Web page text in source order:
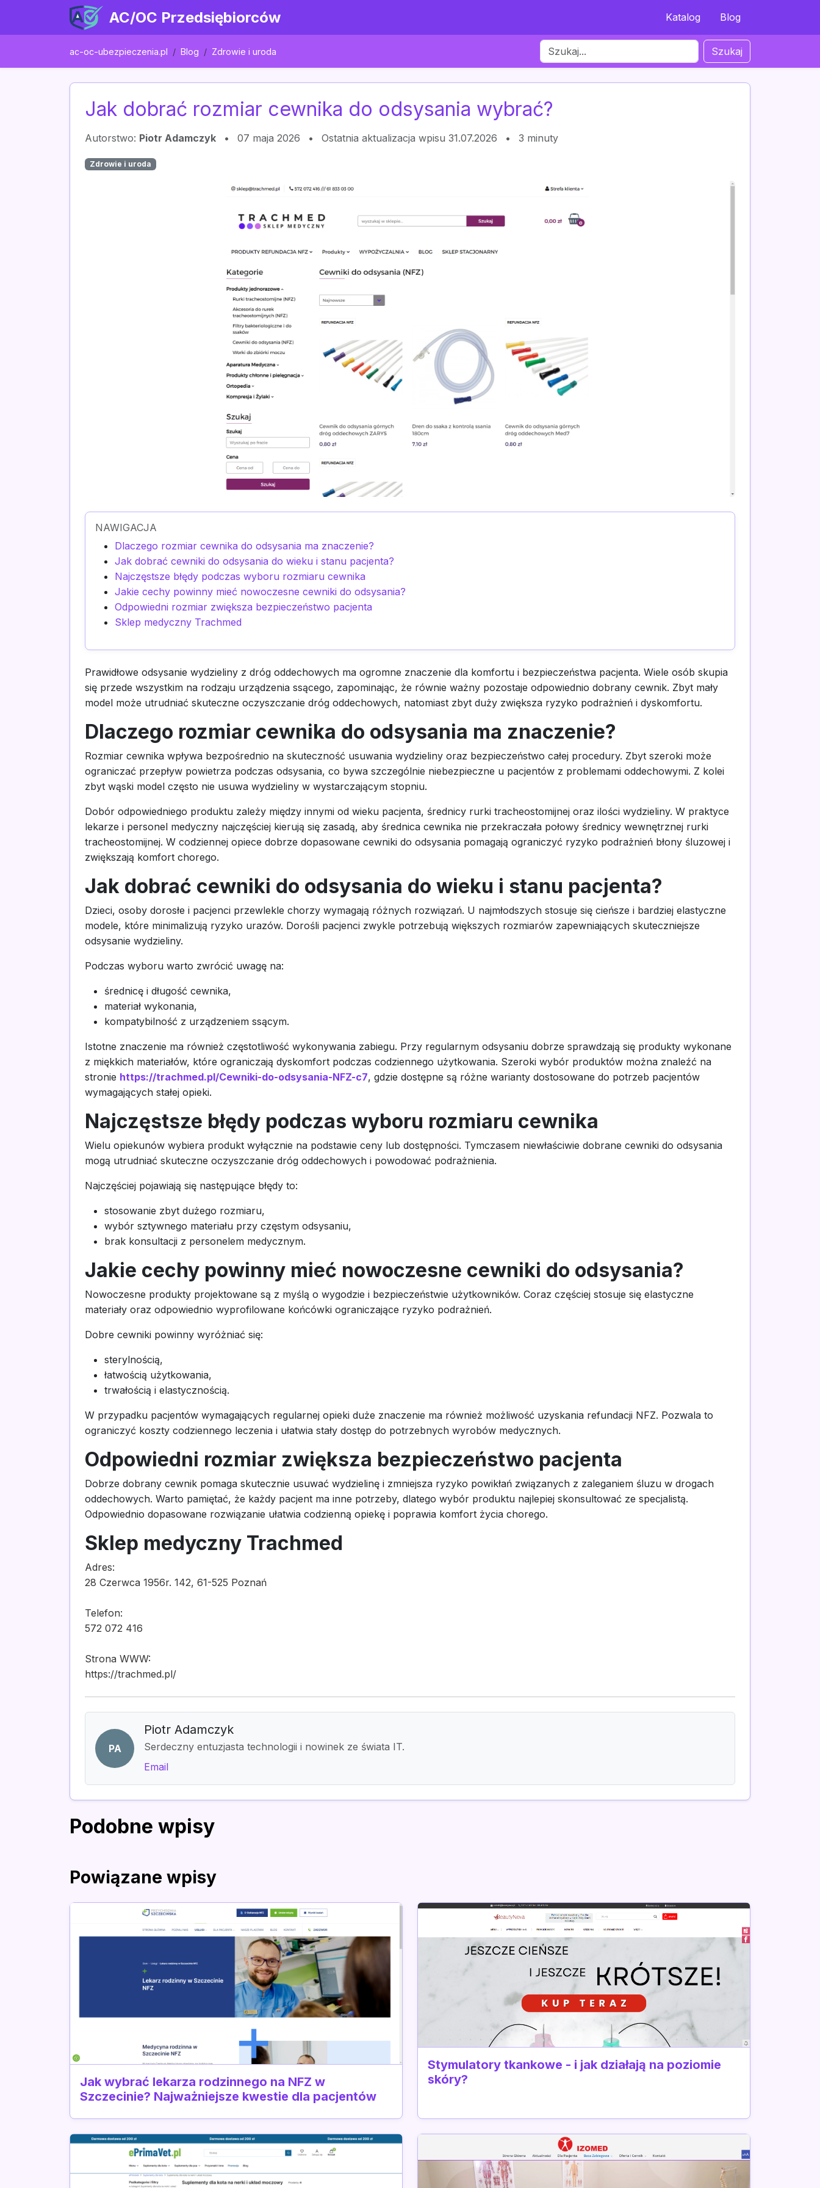
AC/OC Przedsiębiorców Katalog Blog
ac-oc-ubezpieczenia.pl Blog Zdrowie i uroda Szukaj
Jak dobrać rozmiar cewnika do odsysania wybrać?
Autorstwo: Piotr Adamczyk • 07 maja 2026 • Ostatnia aktualizacja wpisu 31.07.2026 • 3 minuty
Zdrowie i uroda
NAWIGACJA
Dlaczego rozmiar cewnika do odsysania ma znaczenie?
Jak dobrać cewniki do odsysania do wieku i stanu pacjenta?
Najczęstsze błędy podczas wyboru rozmiaru cewnika
Jakie cechy powinny mieć nowoczesne cewniki do odsysania?
Odpowiedni rozmiar zwiększa bezpieczeństwo pacjenta
Sklep medyczny Trachmed
Prawidłowe odsysanie wydzieliny z dróg oddechowych ma ogromne znaczenie dla komfortu i bezpieczeństwa pacjenta. Wiele osób skupia
się przede wszystkim na rodzaju urządzenia ssącego, zapominając, że równie ważny pozostaje odpowiednio dobrany cewnik. Zbyt mały
model może utrudniać skuteczne oczyszczanie dróg oddechowych, natomiast zbyt duży zwiększa ryzyko podrażnień i dyskomfortu.
Dlaczego rozmiar cewnika do odsysania ma znaczenie?
Rozmiar cewnika wpływa bezpośrednio na skuteczność usuwania wydzieliny oraz bezpieczeństwo całej procedury. Zbyt szeroki może
ograniczać przepływ powietrza podczas odsysania, co bywa szczególnie niebezpieczne u pacjentów z problemami oddechowymi. Z kolei
zbyt wąski model często nie usuwa wydzieliny w wystarczającym stopniu.
Dobór odpowiedniego produktu zależy między innymi od wieku pacjenta, średnicy rurki tracheostomijnej oraz ilości wydzieliny. W praktyce
lekarze i personel medyczny najczęściej kierują się zasadą, aby średnica cewnika nie przekraczała połowy średnicy wewnętrznej rurki
tracheostomijnej. W codziennej opiece dobrze dopasowane cewniki do odsysania pomagają ograniczyć ryzyko podrażnień błony śluzowej i
zwiększają komfort chorego.
Jak dobrać cewniki do odsysania do wieku i stanu pacjenta?
Dzieci, osoby dorosłe i pacjenci przewlekle chorzy wymagają różnych rozwiązań. U najmłodszych stosuje się cieńsze i bardziej elastyczne
modele, które minimalizują ryzyko urazów. Dorośli pacjenci zwykle potrzebują większych rozmiarów zapewniających skuteczniejsze
odsysanie wydzieliny.
Podczas wyboru warto zwrócić uwagę na:
średnicę i długość cewnika,
materiał wykonania,
kompatybilność z urządzeniem ssącym.
Istotne znaczenie ma również częstotliwość wykonywania zabiegu. Przy regularnym odsysaniu dobrze sprawdzają się produkty wykonane
z miękkich materiałów, które ograniczają dyskomfort podczas codziennego użytkowania. Szeroki wybór produktów można znaleźć na
stronie https://trachmed.pl/Cewniki-do-odsysania-NFZ-c7, gdzie dostępne są różne warianty dostosowane do potrzeb pacjentów
wymagających stałej opieki.
Najczęstsze błędy podczas wyboru rozmiaru cewnika
Wielu opiekunów wybiera produkt wyłącznie na podstawie ceny lub dostępności. Tymczasem niewłaściwie dobrane cewniki do odsysania
mogą utrudniać skuteczne oczyszczanie dróg oddechowych i powodować podrażnienia.
Najczęściej pojawiają się następujące błędy to:
stosowanie zbyt dużego rozmiaru,
wybór sztywnego materiału przy częstym odsysaniu,
brak konsultacji z personelem medycznym.
Jakie cechy powinny mieć nowoczesne cewniki do odsysania?
Nowoczesne produkty projektowane są z myślą o wygodzie i bezpieczeństwie użytkowników. Coraz częściej stosuje się elastyczne
materiały oraz odpowiednio wyprofilowane końcówki ograniczające ryzyko podrażnień.
Dobre cewniki powinny wyróżniać się:
sterylnością,
łatwością użytkowania,
trwałością i elastycznością.
W przypadku pacjentów wymagających regularnej opieki duże znaczenie ma również możliwość uzyskania refundacji NFZ. Pozwala to
ograniczyć koszty codziennego leczenia i ułatwia stały dostęp do potrzebnych wyrobów medycznych.
Odpowiedni rozmiar zwiększa bezpieczeństwo pacjenta
Dobrze dobrany cewnik pomaga skutecznie usuwać wydzielinę i zmniejsza ryzyko powikłań związanych z zaleganiem śluzu w drogach
oddechowych. Warto pamiętać, że każdy pacjent ma inne potrzeby, dlatego wybór produktu najlepiej skonsultować ze specjalistą.
Odpowiednio dopasowane rozwiązanie ułatwia codzienną opiekę i poprawia komfort życia chorego.
Sklep medyczny Trachmed
Adres:
28 Czerwca 1956r. 142, 61-525 Poznań
Telefon:
572 072 416
Strona WWW:
https://trachmed.pl/
PA
Piotr Adamczyk
Serdeczny entuzjasta technologii i nowinek ze świata IT.
Email
Podobne wpisy
Powiązane wpisy
Jak wybrać lekarza rodzinnego na NFZ w
Szczecinie? Najważniejsze kwestie dla pacjentów
Stymulatory tkankowe - i jak działają na poziomie
skóry?